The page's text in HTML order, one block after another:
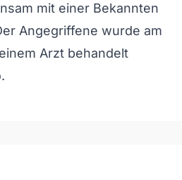
mit einer Bekannten
Angegriffene wurde am
Arzt behandelt